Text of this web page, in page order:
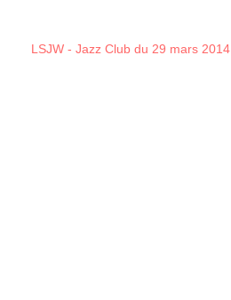
LSJW - Jazz Club du 29 mars 2014